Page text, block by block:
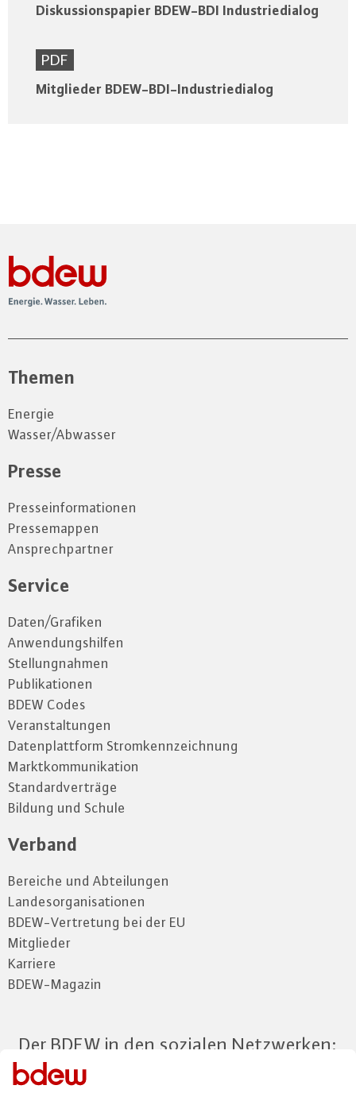
Diskussionspapier BDEW-BDI Industriedialog
PDF
Mitglieder BDEW-BDI-Industriedialog
Themen
Energie
Wasser/Abwasser
Presse
Presseinformationen
Pressemappen
Ansprechpartner
Service
Daten/Grafiken
Anwendungshilfen
Stellungnahmen
Publikationen
BDEW Codes
Veranstaltungen
Datenplattform Stromkennzeichnung
Marktkommunikation
Standardverträge
Bildung und Schule
Verband
Bereiche und Abteilungen
Landesorganisationen
BDEW-Vertretung bei der EU
Mitglieder
Karriere
BDEW-Magazin
Der BDEW in den sozialen Netzwerken: